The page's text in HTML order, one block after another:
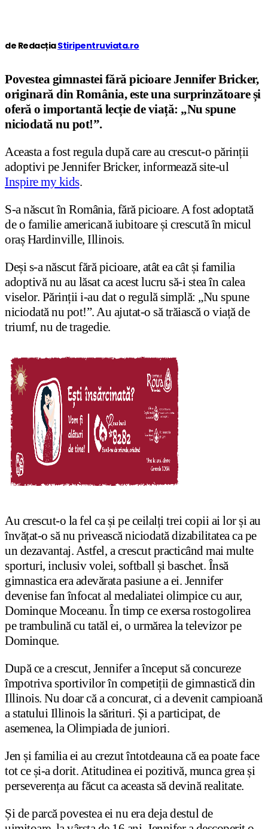
de RedacțiaStiripentruviata.ro
Povestea gimnastei fără picioare Jennifer Bricker,
originară din România, este una surprinzătoare și
oferă o importantă lecție de viață: „Nu spune
niciodată nu pot!”.
Aceasta a fost regula după care au crescut-o părinții
adoptivi pe Jennifer Bricker, informează site-ul
Inspire my kids.
S-a născut în România, fără picioare. A fost adoptată
de o familie americană iubitoare și crescută în micul
oraș Hardinville, Illinois.
Deși s-a născut fără picioare, atât ea cât și familia
adoptivă nu au lăsat ca acest lucru să-i stea în calea
viselor. Părinții i-au dat o regulă simplă: „Nu spune
niciodată nu pot!”. Au ajutat-o ​​să trăiască o viață de
triumf, nu de tragedie.
Au crescut-o la fel ca și pe ceilalți trei copii ai lor și au
învățat-o să nu privească niciodată dizabilitatea ca pe
un dezavantaj. Astfel, a crescut practicând mai multe
sporturi, inclusiv volei, softball și baschet. Însă
gimnastica era adevărata pasiune a ei. Jennifer
devenise fan înfocat al medaliatei olimpice cu aur,
Dominque Moceanu. În timp ce exersa rostogolirea
pe trambulină cu tatăl ei, o urmărea la televizor pe
Dominque.
După ce a crescut, Jennifer a început să concureze
împotriva sportivilor în competiții de gimnastică din
Illinois. Nu doar că a concurat, ci a devenit campioană
a statului Illinois la sărituri. Și a participat, de
asemenea, la Olimpiada de juniori.
Jen și familia ei au crezut întotdeauna că ea poate face
tot ce și-a dorit. Atitudinea ei pozitivă, munca grea și
perseverența au făcut ca aceasta să devină realitate.
Și de parcă povestea ei nu era deja destul de